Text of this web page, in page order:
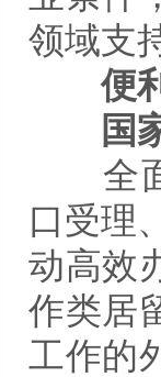
领域支
便利
国家
全面
口受理
动高效
作类居
工作的